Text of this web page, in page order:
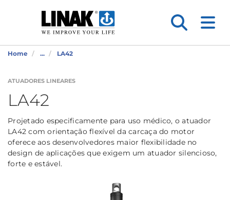
Home ... LA42
ATUADORES LINEARES
LA42
Projetado especificamente para uso médico, o atuador
LA42 com orientação flexível da carcaça do motor
oferece aos desenvolvedores maior flexibilidade no
design de aplicações que exigem um atuador silencioso,
forte e estável.